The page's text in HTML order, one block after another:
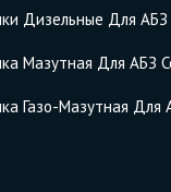
Дизельные Для
Мазутная Для АБЗ
Газо-Мазутная Для